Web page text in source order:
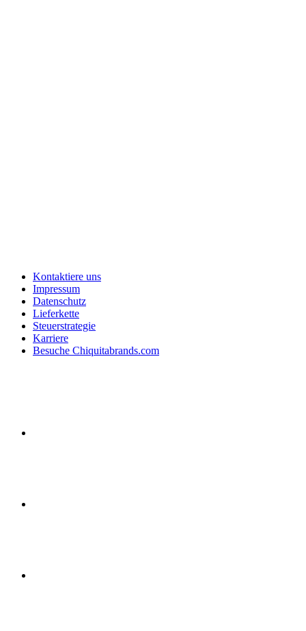
Kontaktiere uns
Impressum
Datenschutz
Lieferkette
Steuerstrategie
Karriere
Besuche Chiquitabrands.com